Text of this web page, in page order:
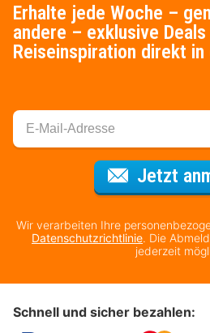
Erhalte jede Woche –
andere – exklusive
Reiseinspiration direkt
Jetzt
Wir verarbeiten Ihre
Datenschutzrichtlinie. Die
jederzeit
Schnell und sicher bezahlen: